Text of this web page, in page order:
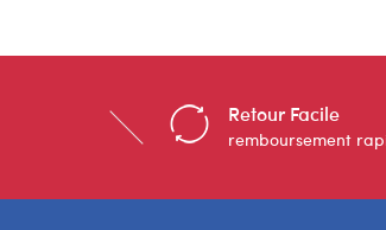
Retour Facile
remboursement